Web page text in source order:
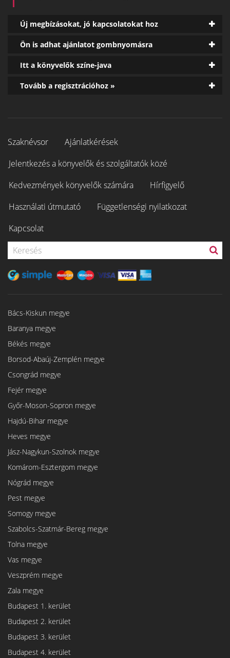
Új megbízásokat, jó kapcsolatokat hoz
Ön is adhat ajánlatot gombnyomásra
Itt a könyvelők színe-java
Tovább a regisztrációhoz »
Szaknévsor
Ajánlatkérések
Jelentkezés a könyvelők és szolgáltatók közé
Kedvezmények könyvelők számára
Hírfigyelő
Használati útmutató
Függetlenségi nyilatkozat
Kapcsolat
Bács-Kiskun megye
Baranya megye
Békés megye
Borsod-Abaúj-Zemplén megye
Csongrád megye
Fejér megye
Győr-Moson-Sopron megye
Hajdú-Bihar megye
Heves megye
Jász-Nagykun-Szolnok megye
Komárom-Esztergom megye
Nógrád megye
Pest megye
Somogy megye
Szabolcs-Szatmár-Bereg megye
Tolna megye
Vas megye
Veszprém megye
Zala megye
Budapest 1. kerület
Budapest 2. kerület
Budapest 3. kerület
Budapest 4. kerület